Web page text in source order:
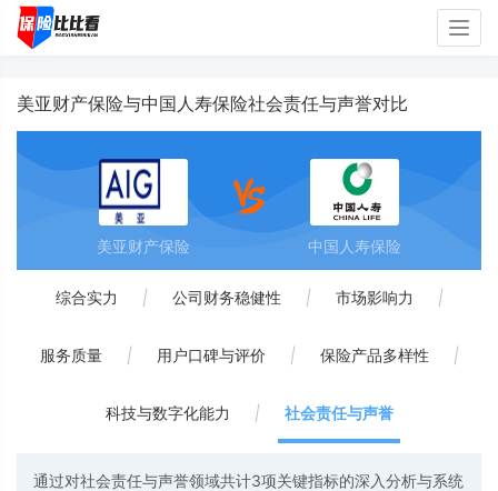
美亚财产保险与中国人寿保险社会责任与声誉对比
美亚财产保险 中国人寿保险
综合实力 | 公司财务稳健性 | 市场影响力 |
服务质量 | 用户口碑与评价 | 保险产品多样性 |
科技与数字化能力 | 社会责任与声誉
通过对社会责任与声誉领域共计3项关键指标的深入分析与系统